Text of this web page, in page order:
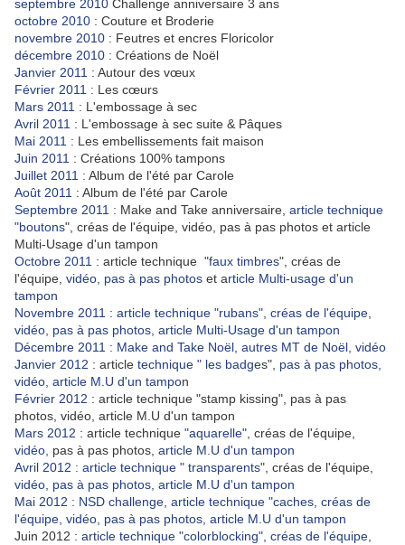
septembre 2010 Challenge anniversaire 3 ans
octobre 2010 : Couture et Broderie
novembre 2010 : Feutres et encres Floricolor
décembre 2010 : Créations de Noël
Janvier 2011 : Autour des vœux
Février 2011 : Les cœurs
Mars 2011 : L'embossage à sec
Avril 2011 : L'embossage à sec suite & Pâques
Mai 2011 : Les embellissements fait maison
Juin 2011 : Créations 100% tampons
Juillet 2011 : Album de l'été par Carole
Août 2011 : Album de l'été par Carole
Septembre 2011 : Make and Take anniversaire, article technique
"boutons", créas de l'équipe, vidéo, pas à pas photos et article
Multi-Usage d'un tampon
Octobre 2011 : article technique "faux timbres", créas de
l'équipe, vidéo, pas à pas photos et article Multi-usage d'un
tampon
Novembre 2011 : article technique "rubans", créas de l'équipe
vidéo, pas à pas photos, article Multi-Usage d'un tampon
Décembre 2011 : Make and Take Noël, autres MT de Noël, vidéo
Janvier 2012 : article technique " les badges", pas à pas photos,
vidéo, article M.U d'un tampon
Février 2012 : article technique "stamp kissing", pas à pas
photos, vidéo, article M.U d'un tampon
Mars 2012 : article technique "aquarelle" , créas de l'équipe,
vidéo, pas à pas photos, article M.U d'un tampon
Avril 2012 : article technique " transparents", créas de l'équipe,
vidéo, pas à pas photos, article M.U d'un tampon
Mai 2012 : NSD challenge article technique "caches, créas de
l'équipe, vidéo, pas à pas photos, article M.U d'un tampon
Juin 2012 : article technique "colorblocking", créas de l'équipe,